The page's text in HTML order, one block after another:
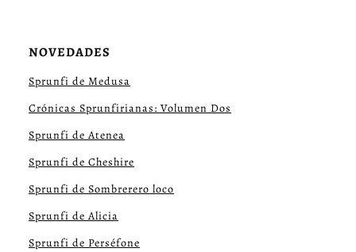
NOVEDADES
Sprunfi de Medusa
Crónicas Sprunfirianas: Volumen Dos
Sprunfi de Atenea
Sprunfi de Cheshire
Sprunfi de Sombrerero loco
Sprunfi de Alicia
Sprunfi de Perséfone